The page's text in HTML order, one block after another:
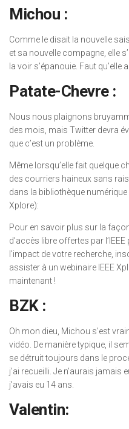
Michou :
Comme le disait la nouvelle
et sa nouvelle compagne, elle
la voir s’épanouie. Faut qu’elle
Patate-Chevre :
Nous nous plaignons
des mois, mais Twitter devra
que c’est un problème.
Même lorsqu’elle fait quelque
des courriers haineux sans
dans la bibliothèque numérique
Xplore):
Pour en savoir plus sur la
d’accès libre offertes par
l’impact de votre recherche,
assister à un webinaire IEEE
maintenant !
BZK :
Oh mon dieu, Michou s’est
vidéo. De manière typique, il
se détruit toujours dans le
j’ai recueilli. Je n’aurais
j’avais eu 14 ans.
Valentin: